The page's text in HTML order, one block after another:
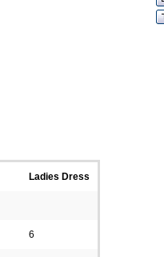
Ladies Dress
6